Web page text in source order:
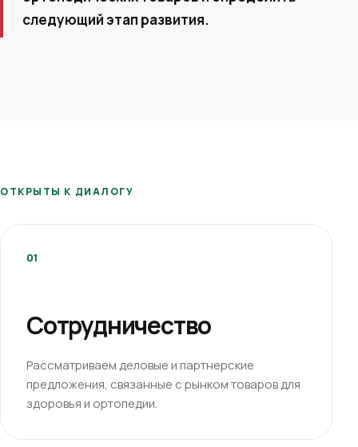
следующий этап развития.
ОТКРЫТЫ К ДИАЛОГУ
01
Сотрудничество
Рассматриваем деловые и партнерские
предложения, связанные с рынком товаров для
здоровья и ортопедии.